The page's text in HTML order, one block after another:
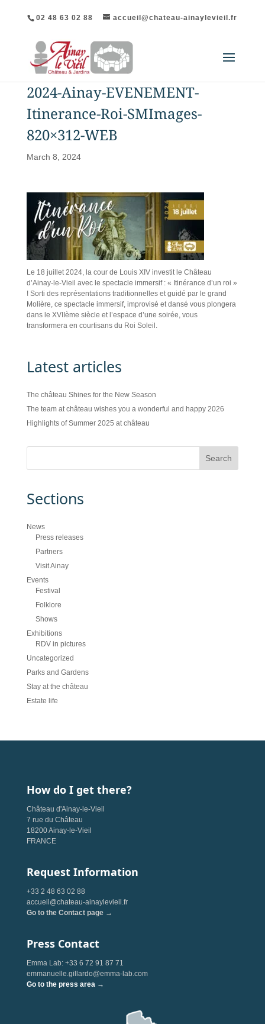
02 48 63 02 88 accueil@chateau-ainaylevieil.fr
2024-Ainay-EVENEMENT-
Itinerance-Roi-SMImages-
820×312-WEB
March 8, 2024
Le 18 juillet 2024, la cour de Louis XIV investit le Château
d’Ainay-le-Vieil avec le spectacle immersif : « Itinérance d’un roi »
! Sorti des représentations traditionnelles et guidé par le grand
Molière, ce spectacle immersif, improvisé et dansé vous plongera
dans le XVIIème siècle et l’espace d’une soirée, vous
transformera en courtisans du Roi Soleil.
Latest articles
The château Shines for the New Season
The team at château wishes you a wonderful and happy 2026
Highlights of Summer 2025 at château
Sections
News
Press releases
Partners
Visit Ainay
Events
Festival
Folklore
Shows
Exhibitions
RDV in pictures
Uncategorized
Parks and Gardens
Stay at the château
Estate life
How do I get there?
Château d'Ainay-le-Vieil
7 rue du Château
18200 Ainay-le-Vieil
FRANCE
Request Information
+33 2 48 63 02 88
accueil@chateau-ainaylevieil.fr
Go to the Contact page →
Press Contact
Emma Lab: +33 6 72 91 87 71
emmanuelle.gillardo@emma-lab.com
Go to the press area →